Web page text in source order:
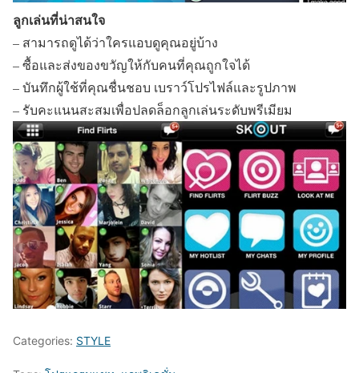
ลูกเล่นที่น่าสนใจ
– สามารถดูได้ว่าใครแอบดูคุณอยู่บ้าง
– ซื้อและส่งของขวัญให้กับคนที่คุณถูกใจได้
– บันทึกผู้ใช้ที่คุณชื่นชอบ เบราว์โปรไฟล์และรูปภาพ
– รับคะแนนสะสมเพื่อปลดล็อกลูกเล่นระดับพรีเมียม
Categories: STYLE